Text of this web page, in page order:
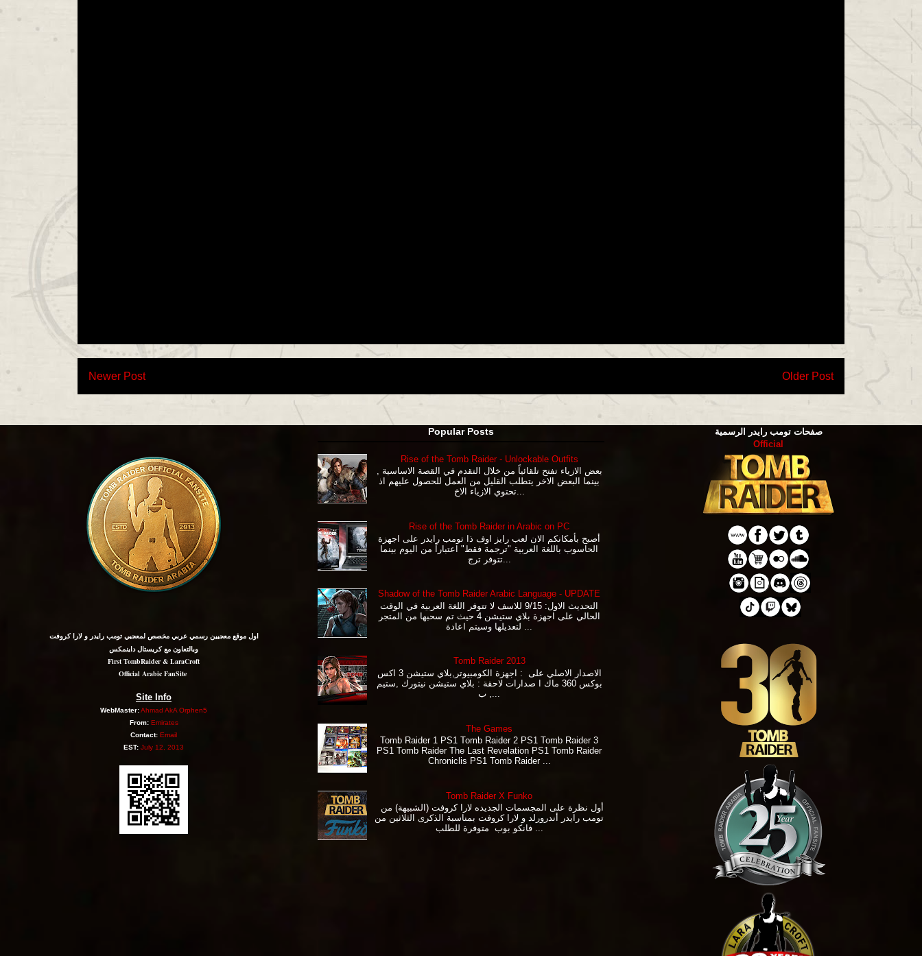
Newer Post Older Post
اول موقع معجبين رسمي عربي مخصص لمعجبي تومب رايدر و لارا كروفت
وبالتعاون مع كريستال داينمكس
First TombRaider & LaraCroft
Official Arabic FanSite
Site Info
WebMaster:Ahmad AkA Orphen5
From: Emirates
Contact: Email
EST: July 12, 2013
Popular Posts
Rise of the Tomb Raider - Unlockable Outfits
بعض الازياء تفتح تلقائياً من خلال التقدم في القصة الاساسية ,
بينما البعض الاخر يتطلب القليل من العمل للحصول عليهم اذ
تحتوي الازياء الاخ...
Rise of the Tomb Raider in Arabic on PC
أصبح بأمكانكم الان لعب رايز اوف ذا تومب رايدر على اجهزة
الحاسوب باللغة العربية "ترجمة فقط" اعتباراً من اليوم بينما
تتوفر ترج...
Shadow of the Tomb Raider Arabic Language - UPDATE
التحديث الاول: 9/15 للاسف لا تتوفر اللغة العربية في الوقت
الحالي على اجهزة بلاي ستيشن 4 حيث تم سحبها من المتجر
Tomb Raider 2013
الاصدار الاصلي على : اجهزة الكومبيوتر,بلاي ستيشن 3 اكس
بوكس 360 ماك ا صدارات لاحقة : بلاي ستيشن نيتورك ,ستيم
The Games
Tomb Raider 1 PS1 Tomb Raider 2 PS1 Tomb Raider 3
PS1 Tomb Raider The Last Revelation PS1 Tomb Raider
Chroniclis PS1 Tomb Raider ...
Tomb Raider X Funko
تومب رايدر أندرورلد و لارا كروفت بمناسبة الذكرى الثلاثين من
فانكو بوب متوفرة للطلب ...
صفحات تومب رايدر الرسمية
Official